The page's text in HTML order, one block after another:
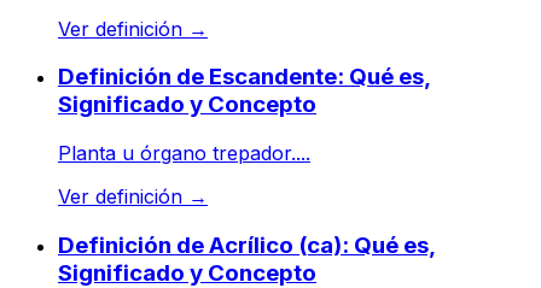
Ver definición →
Definición de Escandente: Qué es,
Significado y Concepto
Planta u órgano trepador....
Ver definición →
Definición de Acrílico (ca): Qué es,
Significado y Concepto